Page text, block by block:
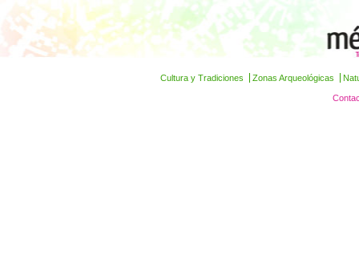
Cultura y Tradiciones Zonas Arqueológicas